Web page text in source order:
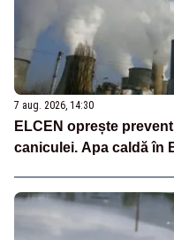
7 aug. 2026, 14:30
ELCEN oprește
caniculei. Apa caldă în